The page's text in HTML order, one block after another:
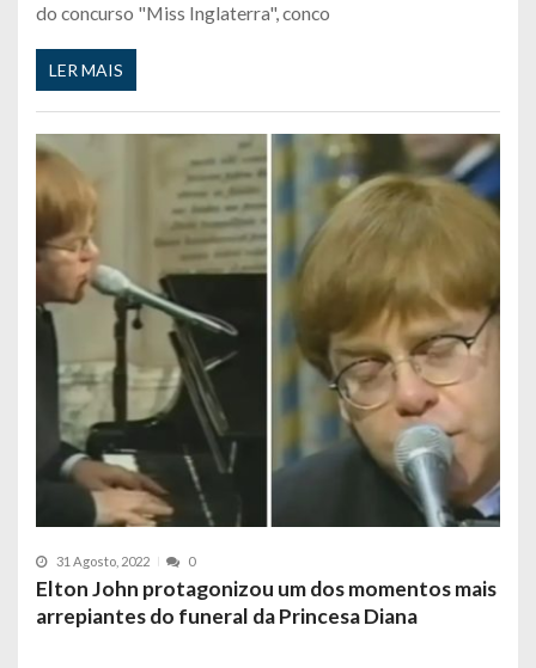
do concurso "Miss Inglaterra", conco
LER MAIS
31 Agosto, 2022 0
Elton John protagonizou um dos momentos mais
arrepiantes do funeral da Princesa Diana